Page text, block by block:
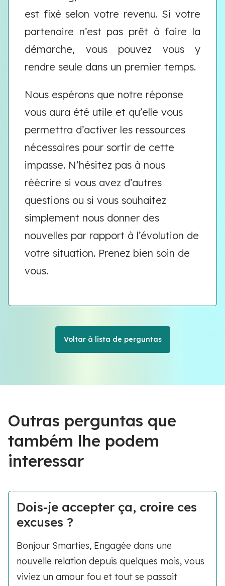
est fixé selon votre revenu. Si votre
partenaire n’est pas prêt à faire la
démarche, vous pouvez vous y
rendre seule dans un premier temps.
Nous espérons que notre réponse
vous aura été utile et qu’elle vous
permettra d’activer les ressources
nécessaires pour sortir de cette
impasse. N’hésitez pas à nous
réécrire si vous avez d’autres
questions ou si vous souhaitez
simplement nous donner des
nouvelles par rapport à l’évolution de
votre situation. Prenez bien soin de
vous.
Voltar à lista de perguntas
Outras perguntas que
também lhe podem
interessar
Dois-je accepter ça, croire ces
excuses ?
Bonjour Smarties, Engagée dans une
nouvelle relation depuis quelques mois, vous
viviez un amour fou et tout se passait